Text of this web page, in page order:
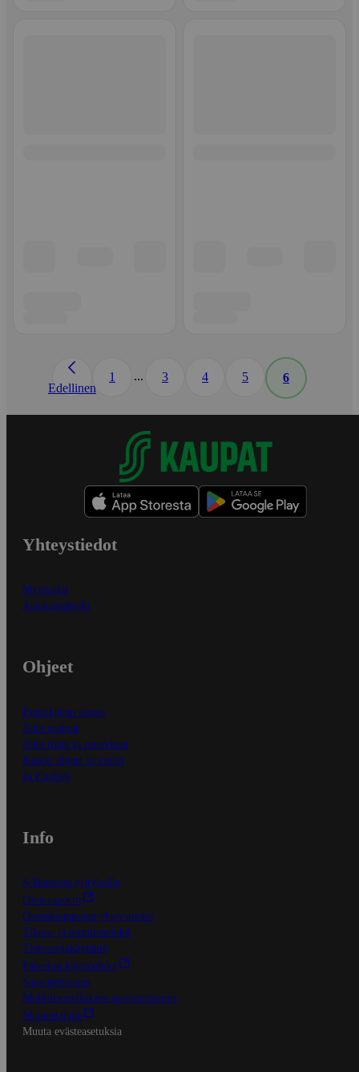
Edellinen
1 ... 3 4 5 6
Yhteystiedot
Myymälät
Asiakaspalvelu
Ohjeet
Ensitilaajan ohjeet
Näin maksat
Näin tilaat ja muokkaat
Kaikki ohjeet ja vinkit
In English
Info
S-Business yrityksille
Oiva-raportit
Osuuskauppojen yhteystiedot
Tilaus- ja toimitusehdot
Tietosuojakäytäntö
Palvelun käyttöehdot
Saavutettavuus
Mobiilisovelluksen saavutettavuus
Mainostajalle
Muuta evästeasetuksia